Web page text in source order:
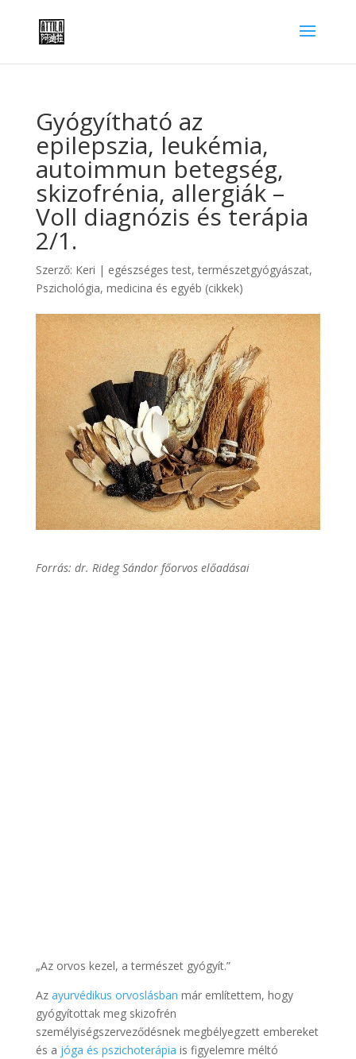
Gyógyítható az
epilepszia, leukémia,
autoimmun betegség,
skizofrénia, allergiák –
Voll diagnózis és terápia
2/1.
Szerző: Keri | egészséges test, természetgyógyászat,
Pszichológia, medicina és egyéb (cikkek)
Forrás: dr. Rideg Sándor főorvos előadásai
„Az orvos kezel, a természet gyógyít.”
Azayurvédikus orvoslásban már említettem, hogy
gyógyítottak meg skizofrén
személyiségszerveződésnek megbélyegzett embereket
és a jóga és pszichoterápia is figyelemre méltó